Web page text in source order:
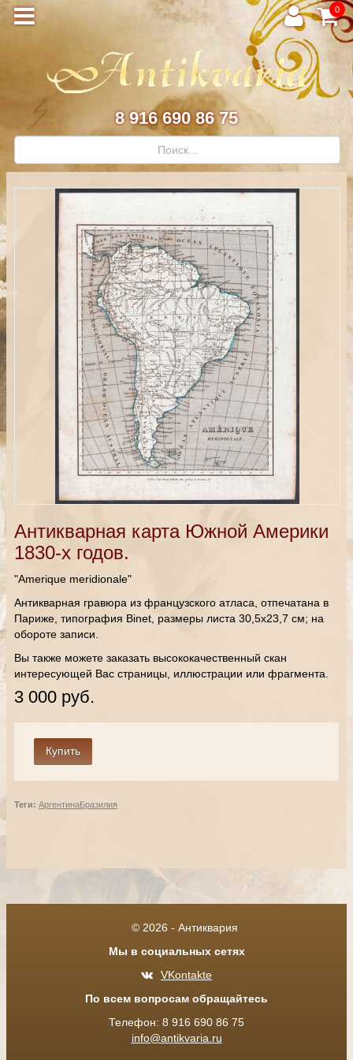
0
8 916 690 86 75
Антикварная карта Южной Америки
1830-х годов.
"Amerique meridionale"
Антикварная гравюра из французского атласа, отпечатана в
Париже, типография Binet, размеры листа 30,5х23,7 см; на
обороте записи.
Вы также можете заказать высококачественный скан
интересующей Вас страницы, иллюстрации или фрагмента.
3 000 руб.
Теги: АргентинаБразилия
© 2026 - Антиквария
Мы в социальных сетях
VKontakte
По всем вопросам обращайтесь
Телефон: 8 916 690 86 75
info@antikvaria.ru